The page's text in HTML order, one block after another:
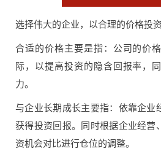
选择伟大的企业，以合理的价格投
合适的价格主要是指：公司的价
际，以提高投资的隐含回报率，
力。
与企业长期成长主要指：依靠企业
获得投资回报。同时根据企业经营
资机会对比进行仓位的调整。